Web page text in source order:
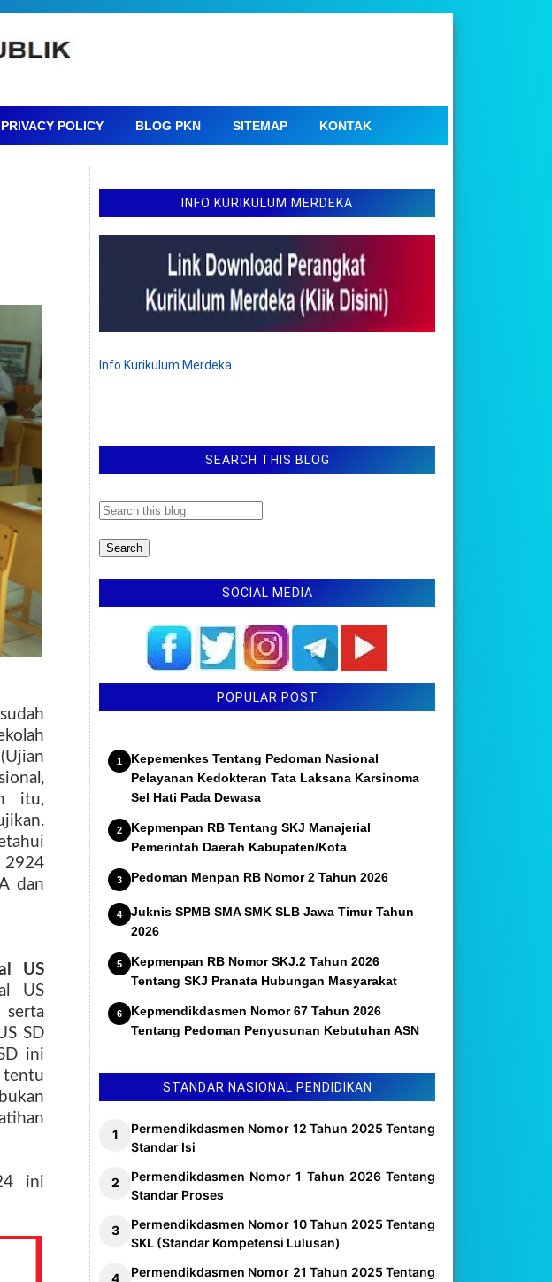
PRIVACY POLICY BLOG PKN SITEMAP KONTAK
itu,
2924
dan
US
US
serta
SD
ini
tentu
ini
INFO KURIKULUM MERDEKA
Info Kurikulum Merdeka
SEARCH THIS BLOG
SOCIAL MEDIA
POPULAR POST
Kepemenkes Tentang Pedoman Nasional
Pelayanan Kedokteran Tata Laksana Karsinoma
Sel Hati Pada Dewasa
Kepmenpan RB Tentang SKJ Manajerial
Pemerintah Daerah Kabupaten/Kota
Pedoman Menpan RB Nomor 2 Tahun 2026
Juknis SPMB SMA SMK SLB Jawa Timur Tahun
2026
Kepmenpan RB Nomor SKJ.2 Tahun 2026
Tentang SKJ Pranata Hubungan Masyarakat
Kepmendikdasmen Nomor 67 Tahun 2026
Tentang Pedoman Penyusunan Kebutuhan ASN
STANDAR NASIONAL PENDIDIKAN
Permendikdasmen Nomor 12 Tahun 2025 Tentang
Standar Isi
Permendikdasmen Nomor 1 Tahun 2026 Tentang
Standar Proses
Permendikdasmen Nomor 10 Tahun 2025 Tentang
SKL (Standar Kompetensi Lulusan)
Permendikdasmen Nomor 21 Tahun 2025 Tentang